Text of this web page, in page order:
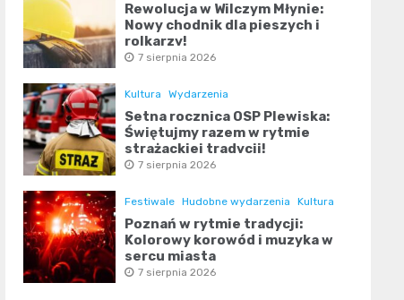
Rewolucja w Wilczym Młynie:
Nowy chodnik dla pieszych i
rolkarzy!
7 sierpnia 2026
Kultura Wydarzenia
Setna rocznica OSP Plewiska:
Świętujmy razem w rytmie
strażackiej tradycji!
7 sierpnia 2026
Festiwale Hudobne wydarzenia Kultura
Poznań w rytmie tradycji:
Kolorowy korowód i muzyka w
sercu miasta
7 sierpnia 2026